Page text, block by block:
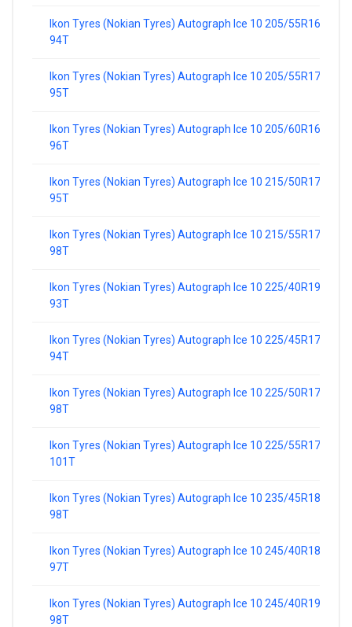
Ikon Tyres (Nokian Tyres) Autograph Ice 10 205/55R16
94T
Ikon Tyres (Nokian Tyres) Autograph Ice 10 205/55R17
95T
Ikon Tyres (Nokian Tyres) Autograph Ice 10 205/60R16
96T
Ikon Tyres (Nokian Tyres) Autograph Ice 10 215/50R17
95T
Ikon Tyres (Nokian Tyres) Autograph Ice 10 215/55R17
98T
Ikon Tyres (Nokian Tyres) Autograph Ice 10 225/40R19
93T
Ikon Tyres (Nokian Tyres) Autograph Ice 10 225/45R17
94T
Ikon Tyres (Nokian Tyres) Autograph Ice 10 225/50R17
98T
Ikon Tyres (Nokian Tyres) Autograph Ice 10 225/55R17
101T
Ikon Tyres (Nokian Tyres) Autograph Ice 10 235/45R18
98T
Ikon Tyres (Nokian Tyres) Autograph Ice 10 245/40R18
97T
Ikon Tyres (Nokian Tyres) Autograph Ice 10 245/40R19
98T